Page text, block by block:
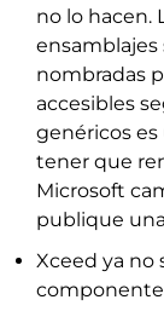
no lo hacen.
ensamblajes
nombradas
accesibles
genéricos
tener que
Microsoft
publique
Xceed ya no